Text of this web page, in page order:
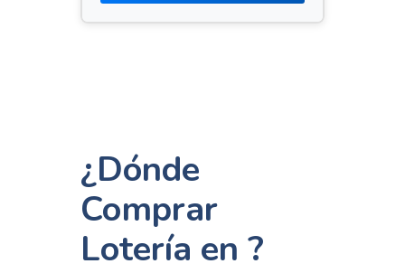
¿Dónde
Comprar
Lotería en ?